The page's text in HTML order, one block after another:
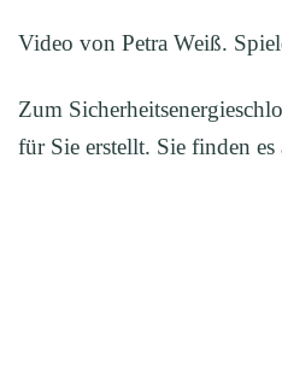
Video von Petra Weiß.
Zum
für Sie erstellt. Sie finden